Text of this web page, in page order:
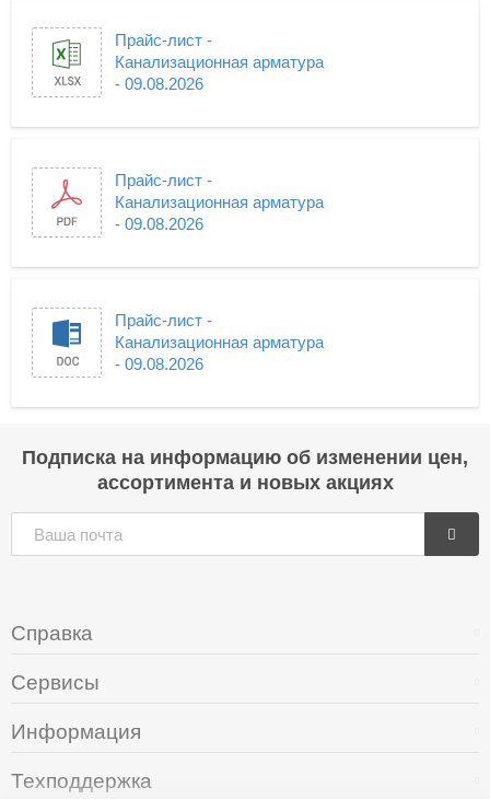
Прайс-лист -
Канализационная арматура
- 09.08.2026
Прайс-лист -
Канализационная арматура
- 09.08.2026
Прайс-лист -
Канализационная арматура
- 09.08.2026
Подписка на информацию об изменении цен,
ассортимента и новых акциях
Справка
Сервисы
Информация
Техподдержка